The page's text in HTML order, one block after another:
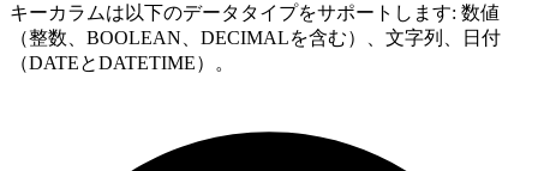
キーカラムは以下のデータタイプをサポートします: 数値
（整数、BOOLEAN、DECIMALを含む）、文字列、日付
（DATEとDATETIME）。